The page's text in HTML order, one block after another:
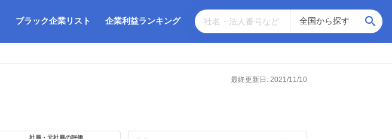
ブラック企業リスト 企業利益ランキング
最終更新日: 2021/11/10
社員・元社員の評価